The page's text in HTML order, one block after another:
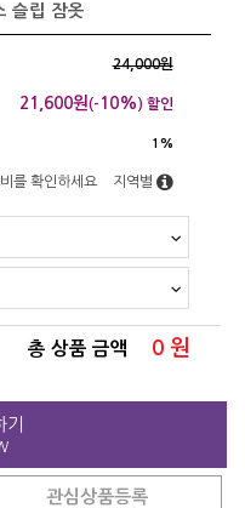
슬립 잠옷
24,000원
21,600원(- 10%) 할인
1%
를 확인하세요 지역별
총 상품 금액 0 원
관심상품등록